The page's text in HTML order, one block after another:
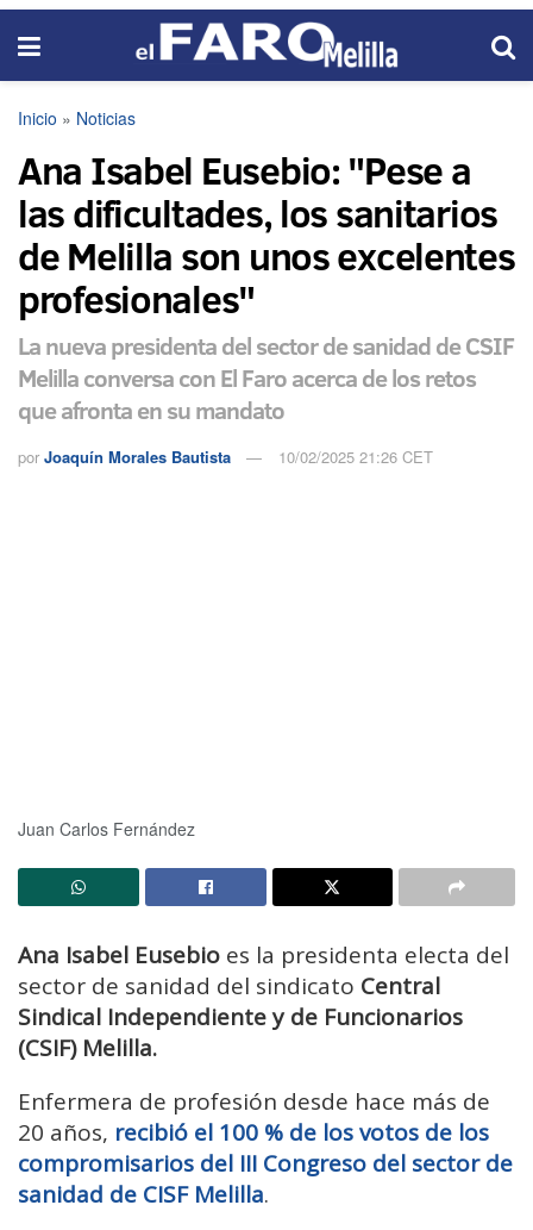
Inicio » Noticias
Ana Isabel Eusebio: "Pese a
las dificultades, los sanitarios
de Melilla son unos excelentes
profesionales"
La nueva presidenta del sector de sanidad de CSIF
Melilla conversa con El Faro acerca de los retos
que afronta en su mandato
por Joaquín Morales Bautista 10/02/2025 21:26 CET
Juan Carlos Fernández
Ana Isabel Eusebio es la presidenta electa del
sector de sanidad del sindicato Central
Sindical Independiente y de Funcionarios
(CSIF) Melilla.
Enfermera de profesión desde hace más de
20 años, recibió el 100 % de los votos de los
compromisarios del III Congreso del sector de
sanidad de CISF Melilla.